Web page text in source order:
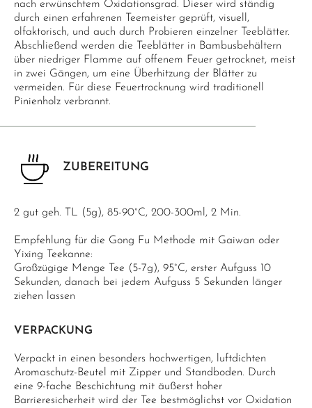
nach erwünschtem Oxidationsgrad. Dieser wird ständig
durch einen erfahrenen Teemeister geprüft, visuell,
olfaktorisch, und auch durch Probieren einzelner Teeblätter.
Abschließend werden die Teeblätter in Bambusbehältern
über niedriger Flamme auf offenem Feuer getrocknet, meist
in zwei Gängen, um eine Überhitzung der Blätter zu
vermeiden. Für diese Feuertrocknung wird traditionell
Pinienholz verbrannt.
ZUBEREITUNG
2 gut geh. TL (5g), 85-90°C, 200-300ml, 2 Min.
Empfehlung für die Gong Fu Methode mit Gaiwan oder
Yixing Teekanne:
Großzügige Menge Tee (5-7g), 95°C, erster Aufguss 10
Sekunden, danach bei jedem Aufguss 5 Sekunden länger
ziehen lassen
VERPACKUNG
Verpackt in einen besonders hochwertigen, luftdichten
Aromaschutz-Beutel mit Zipper und Standboden. Durch
eine 9-fache Beschichtung mit äußerst hoher
Barrieresicherheit wird der Tee bestmöglichst vor Oxidation